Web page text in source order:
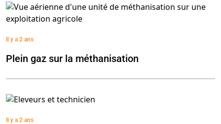
Il y a 2 ans
Plein gaz sur la méthanisation
Il y a 2 ans